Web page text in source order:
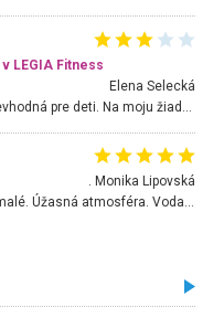
LEGIA Fitness
Elena Selecká
. Monika Lipovská
Úžasné prostredie, napriek tomu, že je malé. Úžasná atmosféra. Voda fantastická a nádherná. Ľudí je pomerne veľa, ale su mili a ohľaduplní. Je veľmi zaujímavé sledovať, ako dokážu spolu športovať cudzí ľudia a bez ohľadu na vek. Vládne tu pohoda. Vnuka neviem dostať z vody. Ďakujem za krásny deň . Urcite sa sem vrátim. Jediný problém je s parkovaním, ale aj ten sa mi podarilo vyriešiť. Monika Bratislava